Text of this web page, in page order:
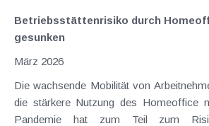
Betriebsstättenrisiko durch
gesunken
März 2026
Die wachsende Mobilität von
die stärkere Nutzung des Homeoffice
Pandemie hat zum Teil zum